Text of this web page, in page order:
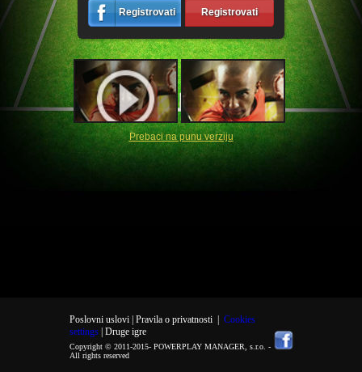
Registrovati Registrovati
Prebaci na punu verziju
Poslovni uslovi | Pravila o privatnosti| Cookies
settings
| Druge igre
Copyright © 2011-2015- POWERPLAY MANAGER, s.r.o. -
All rights reserved